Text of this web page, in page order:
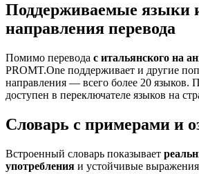
Поддерживаемые языки
направления перевода
Помимо перевода с итальянского на
PROMT.One поддерживает и другие
направления — всего более 20 языков.
доступен в переключателе языков на
Словарь с примерами и
Встроенный словарь показывает
употребления и устойчивые